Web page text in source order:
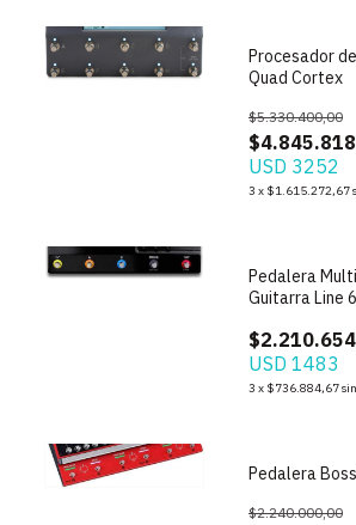
Procesador
Quad Cortex
$5.330.400,00
USD 3252
3 x $1.615.272,67
Pedalera
Guitarra Line
USD 1483
3 x $736.884,67
Pedalera
$2.240.000,00